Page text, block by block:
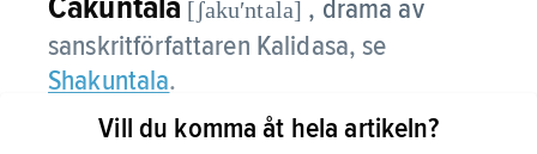
[ʃakuʹntala] , drama av
sanskritförfattaren Kalidasa, se
Shakuntala.
Vill du komma åt hela artikeln?